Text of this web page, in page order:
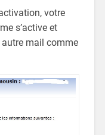
votre
s’active et
mail comme